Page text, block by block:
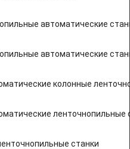
автоматические
автоматические
колонные
ленточнопильные
станки